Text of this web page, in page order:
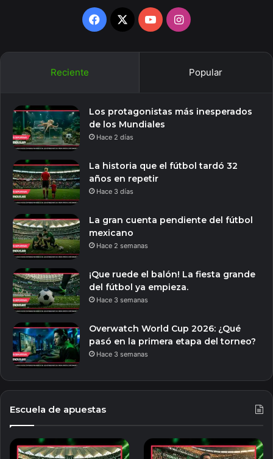
Facebook
X YouTubeInstagram
Reciente Popular
Los protagonistas más inesperados
de los Mundiales
Hace 2 días
La historia que el fútbol tardó 32
años en repetir
Hace 3 días
La gran cuenta pendiente del fútbol
mexicano
Hace 2 semanas
¡Que ruede el balón! La fiesta grande
del fútbol ya empieza.
Hace 3 semanas
Overwatch World Cup 2026: ¿Qué
pasó en la primera etapa del torneo?
Hace 3 semanas
Escuela de apuestas